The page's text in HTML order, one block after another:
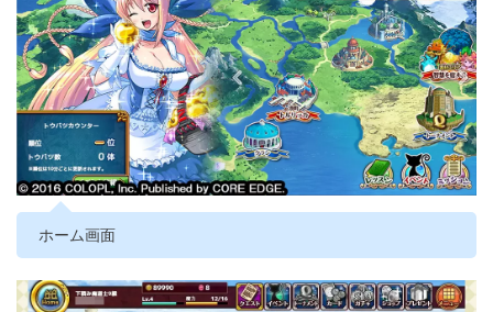
ホーム画面